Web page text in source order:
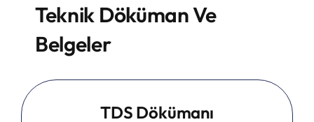
Teknik Döküman Ve
Belgeler
TDS Dökümanı